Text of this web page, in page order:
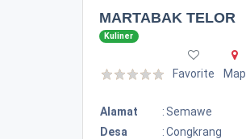
MARTABAK TELOR
Kuliner
Favorite Map
Alamat : Semawe
Desa
:Congkrang